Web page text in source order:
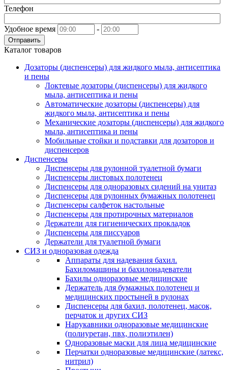
Телефон
Удобное время -
Отправить
Каталог товаров
Дозаторы (диспенсеры) для жидкого мыла, антисептика
и пены
Локтевые дозаторы (диспенсеры) для жидкого
мыла, антисептика и пены
Автоматические дозаторы (диспенсеры) для
жидкого мыла, антисептика и пены
Механические дозаторы (диспенсеры) для жидкого
мыла, антисептика и пены
Мобильные стойки и подставки для дозаторов и
диспенсеров
Диспенсеры
Диспенсеры для рулонной туалетной бумаги
Диспенсеры листовых полотенец
Диспенсеры для одноразовых сидений на унитаз
Диспенсеры для рулонных бумажных полотенец
Диспенсеры салфеток настольные
Диспенсеры для протирочных материалов
Держатели для гигиенических прокладок
Диспенсеры для писсуаров
Держатели для туалетной бумаги
СИЗ и одноразовая одежда
Аппараты для надевания бахил.
Бахиломашины и бахилонадеватели
Бахилы одноразовые медицинские
Держатель для бумажных полотенец и
медицинских простыней в рулонах
Диспенсеры для бахил, полотенец, масок,
перчаток и других СИЗ
Нарукавники одноразовые медицинские
(полиуретан, пвх, полиэтилен)
Одноразовые маски для лица медицинские
Перчатки одноразовые медицинские (латекс,
нитрил)